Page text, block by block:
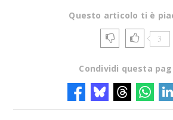
Questo articolo ti è
3
Condividi questa